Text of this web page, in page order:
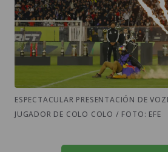
ESPECTACULAR PRESENTACIÓN DE
JUGADOR DE COLO COLO / FOTO: EFE